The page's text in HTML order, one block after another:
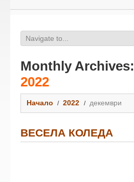
Monthly Archives:
2022
Начало 2022 декември
ВЕСЕЛА КОЛЕДА